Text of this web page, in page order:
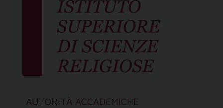
AUTORITÀ ACCADEMICHE